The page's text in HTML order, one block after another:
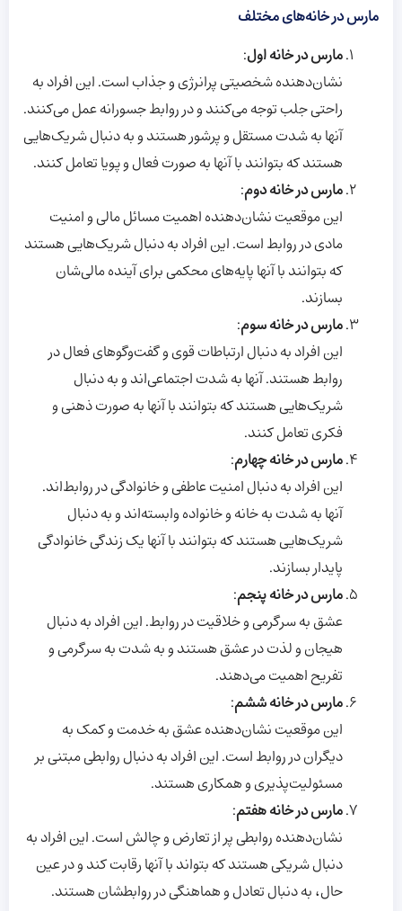
مارسدر خانه‌های مختلف
مارس در خانه اول:
نشان‌دهنده شخصیتی پرانرژی و جذاب است. این افراد به
راحتی جلب توجه می‌کنند و در روابط جسورانه عمل می‌کنند.
آنها به شدت مستقل و پرشور هستند و به دنبال شریک‌هایی
هستند که بتوانند با آنها به صورت فعال و پویا تعامل کنند.
مارس در خانه دوم:
این موقعیت نشان‌دهنده اهمیت مسائل مالی و امنیت
مادی در روابط است. این افراد به دنبال شریک‌هایی هستند
که بتوانند با آنها پایه‌های محکمی برای آینده مالی‌شان
بسازند.
مارس در خانه سوم:
این افراد به دنبال ارتباطات قوی و گفت‌وگوهای فعال در
روابط هستند. آنها به شدت اجتماعی‌اند و به دنبال
شریک‌هایی هستند که بتوانند با آنها به صورت ذهنی و
فکری تعامل کنند.
مارس در خانه چهارم:
این افراد به دنبال امنیت عاطفی و خانوادگی در روابط‌اند.
آنها به شدت به خانه و خانواده وابسته‌اند و به دنبال
شریک‌هایی هستند که بتوانند با آنها یک زندگی خانوادگی
پایدار بسازند.
مارس در خانه پنجم:
عشق به سرگرمی و خلاقیت در روابط. این افراد به دنبال
هیجان و لذت در عشق هستند و به شدت به سرگرمی و
تفریح اهمیت می‌دهند.
مارس در خانه ششم:
این موقعیت نشان‌دهنده عشق به خدمت و کمک به
دیگران در روابط است. این افراد به دنبال روابطی مبتنی بر
مسئولیت‌پذیری و همکاری هستند.
مارس در خانه هفتم:
نشان‌دهنده روابطی پر از تعارض و چالش است. این افراد به
دنبال شریکی هستند که بتواند با آنها رقابت کند و در عین
حال، به دنبال تعادل و هماهنگی در روابطشان هستند.